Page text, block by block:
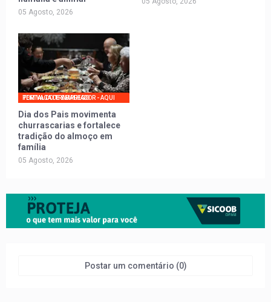
05 Agosto, 2026
PORTAL DO TRABALHADOR - AQUI TEM VAGA DE EMPREGO
Dia dos Pais movimenta
churrascarias e fortalece
tradição do almoço em
família
05 Agosto, 2026
Postar um comentário (0)